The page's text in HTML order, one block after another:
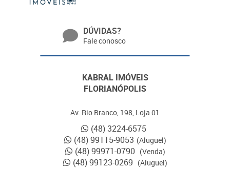
DÚVIDAS?
Fale conosco
KABRAL IMÓVEIS
FLORIANÓPOLIS
Av. Rio Branco, 198, Loja 01
(48) 3224-6575
(48) 99115-9053 (Aluguel)
(48) 99971-0790 (Venda)
(48) 99123-0269 (Aluguel)